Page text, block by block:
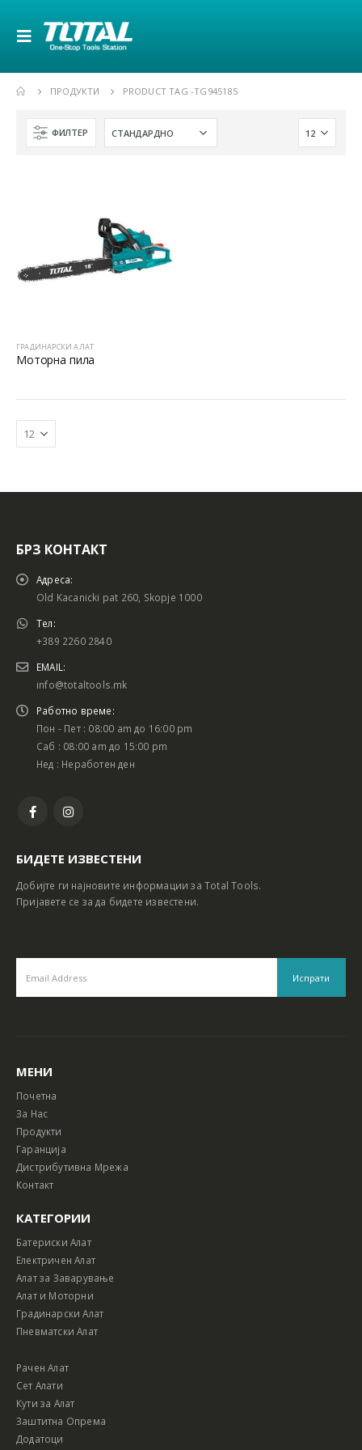
ПРОДУКТИ PRODUCT TAG -TG945185
ФИЛТЕР
ГРАДИНАРСКИ АЛАТ
Моторна пила
Батериски сет
Батериски сет Ротирачки Чекан и Бормашина 20V
БРЗ КОНТАКТ
Адреса:
Old Kacanicki pat 260, Skopje 1000
Тел:
+389 2260 2840
EMAIL:
info@totaltools.mk
Работно време:
Пон - Пет : 08:00 am до 16:00 pm
Саб : 08:00 am до 15:00 pm
Нед : Неработен ден
БИДЕТЕ ИЗВЕСТЕНИ
Добијте ги најновите информации за Total Tools.
Пријавете се за да бидете известени.
МЕНИ
Почетна
За Нас
Продукти
Гаранција
Дистрибутивна Мрежа
Контакт
КАТЕГОРИИ
Батериски Алат
Електричен Алат
Алат за Заварување
Алат и Моторни
Градинарски Алат
Пневматски Алат
Рачен Алат
Сет Алати
Кути за Алат
Заштитна Опрема
Додатоци